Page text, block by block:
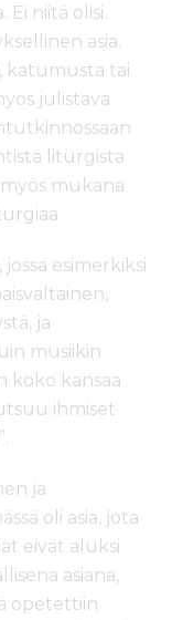
niitä olisi.
asia.
katumusta tai
julistava
liturgista
mukana
esimerkiksi
ja
musiikin
koko kansaa
ihmiset
ja
oli asia, jota
eivät aluksi
asiana,
opetettiin